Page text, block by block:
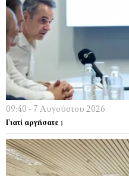
09:40 - 7 Αυγούστου 2026
Γιατί αργήσατε ;